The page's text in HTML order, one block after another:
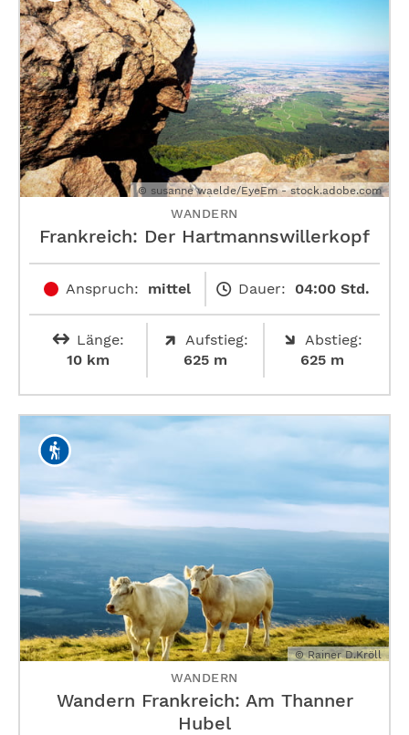
© susanne waelde/EyeEm - stock.adobe.com
WANDERN
Frankreich: Der Hartmannswillerkopf
Anspruch: mittel Dauer: 04:00 Std.
Länge:
10 km
Aufstieg:
625 m
Abstieg:
625 m
© Rainer D.Kröll
WANDERN
Wandern Frankreich: Am Thanner
Hubel